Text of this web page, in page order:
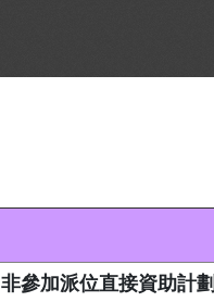
非參加派位直接資助計劃